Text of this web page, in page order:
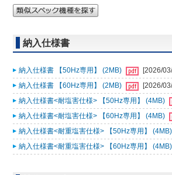
納入仕様書
納入仕様書 【50Hz専用】 (2MB)
[2026/
納入仕様書 【60Hz専用】 (2MB)
[2026/
納入仕様書<耐塩害仕様> 【50Hz専用】 (4MB)
納入仕様書<耐塩害仕様> 【60Hz専用】 (4MB)
納入仕様書<耐重塩害仕様> 【50Hz専用】 (4MB)
納入仕様書<耐重塩害仕様> 【60Hz専用】 (4MB)